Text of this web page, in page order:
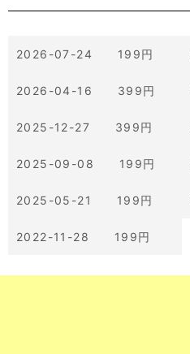
2026-07-24 199円
2026-04-16 399円
2025-12-27 399円
2025-09-08 199円
2025-05-21 199円
2022-11-28 199円